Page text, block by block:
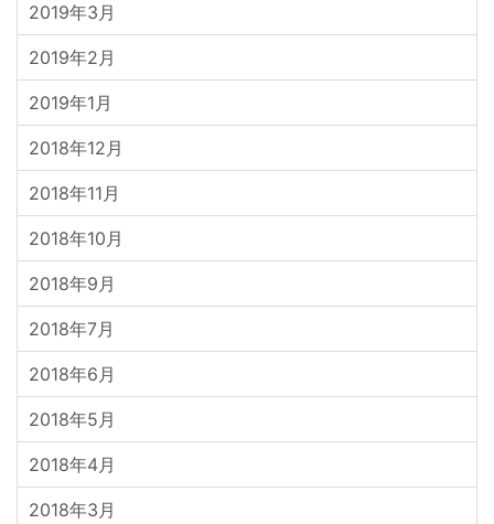
2019年3月
2019年2月
2019年1月
2018年12月
2018年11月
2018年10月
2018年9月
2018年7月
2018年6月
2018年5月
2018年4月
2018年3月